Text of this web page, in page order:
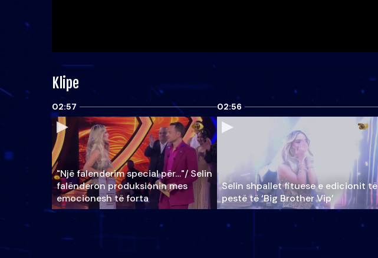
Klipe
02:57
"Një falenderim special për…"/ Selin
falënderon produksionin mes
emocionesh të forta
02:56
Selin shpallet fituese e edicionit të
pestë të ‘Big Brother Vip’